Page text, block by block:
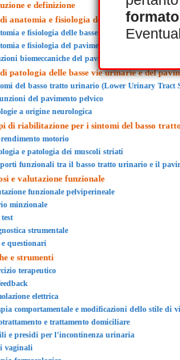
e definizione
anatomia e fisiologia delle basse vie
e fisiologia delle basse vie urinarie
e fisiologia del pavimento pelvico
biomeccaniche del pavimento pelvico con il
patologia delle basse vie urinarie e del
del basso tratto urinario (Lower Urinary Tract
del pavimento pelvico
a origine neurologica
di riabilitazione per i sintomi del basso
motorio
e patologia dei muscoli striati
funzionali tra il basso tratto urinario e il
e valutazione funzionale
funzionale pelviperineale
minzionale
strumentale
e questionari
e strumenti
terapeutico
elettrica
comportamentale e modificazioni dello stile di
e trattamento domiciliare
e presidi per l'incontinenza urinaria
vaginali